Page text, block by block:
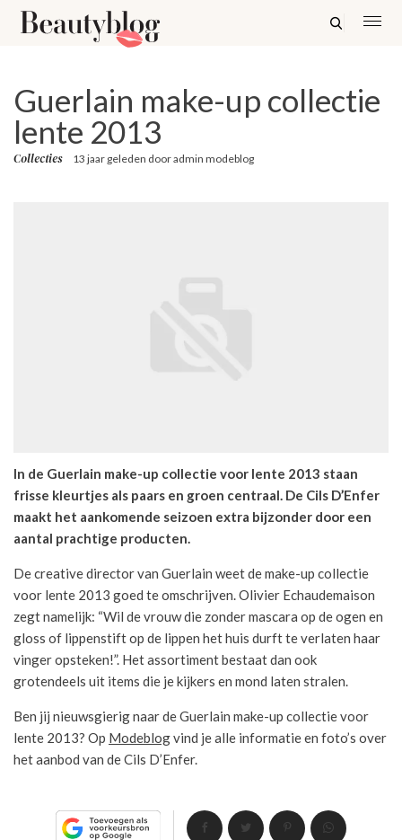
Guerlain make-up collectie
lente 2013
Collecties 13 jaar geleden dooradmin modeblog
In de Guerlain make-up collectie voor lente 2013 staan
frisse kleurtjes als paars en groen centraal. De Cils D’Enfer
maakt het aankomende seizoen extra bijzonder door een
aantal prachtige producten.
De creative director van Guerlain weet de make-up collectie
voor lente 2013 goed te omschrijven. Olivier Echaudemaison
zegt namelijk: “Wil de vrouw die zonder mascara op de ogen en
gloss of lippenstift op de lippen het huis durft te verlaten haar
vinger opsteken!”. Het assortiment bestaat dan ook
grotendeels uit items die je kijkers en mond laten stralen.
Ben jij nieuwsgierig naar de Guerlain make-up collectie voor
lente 2013? Op Modeblogvind je alle informatie en foto’s over
het aanbod van de Cils D’Enfer.